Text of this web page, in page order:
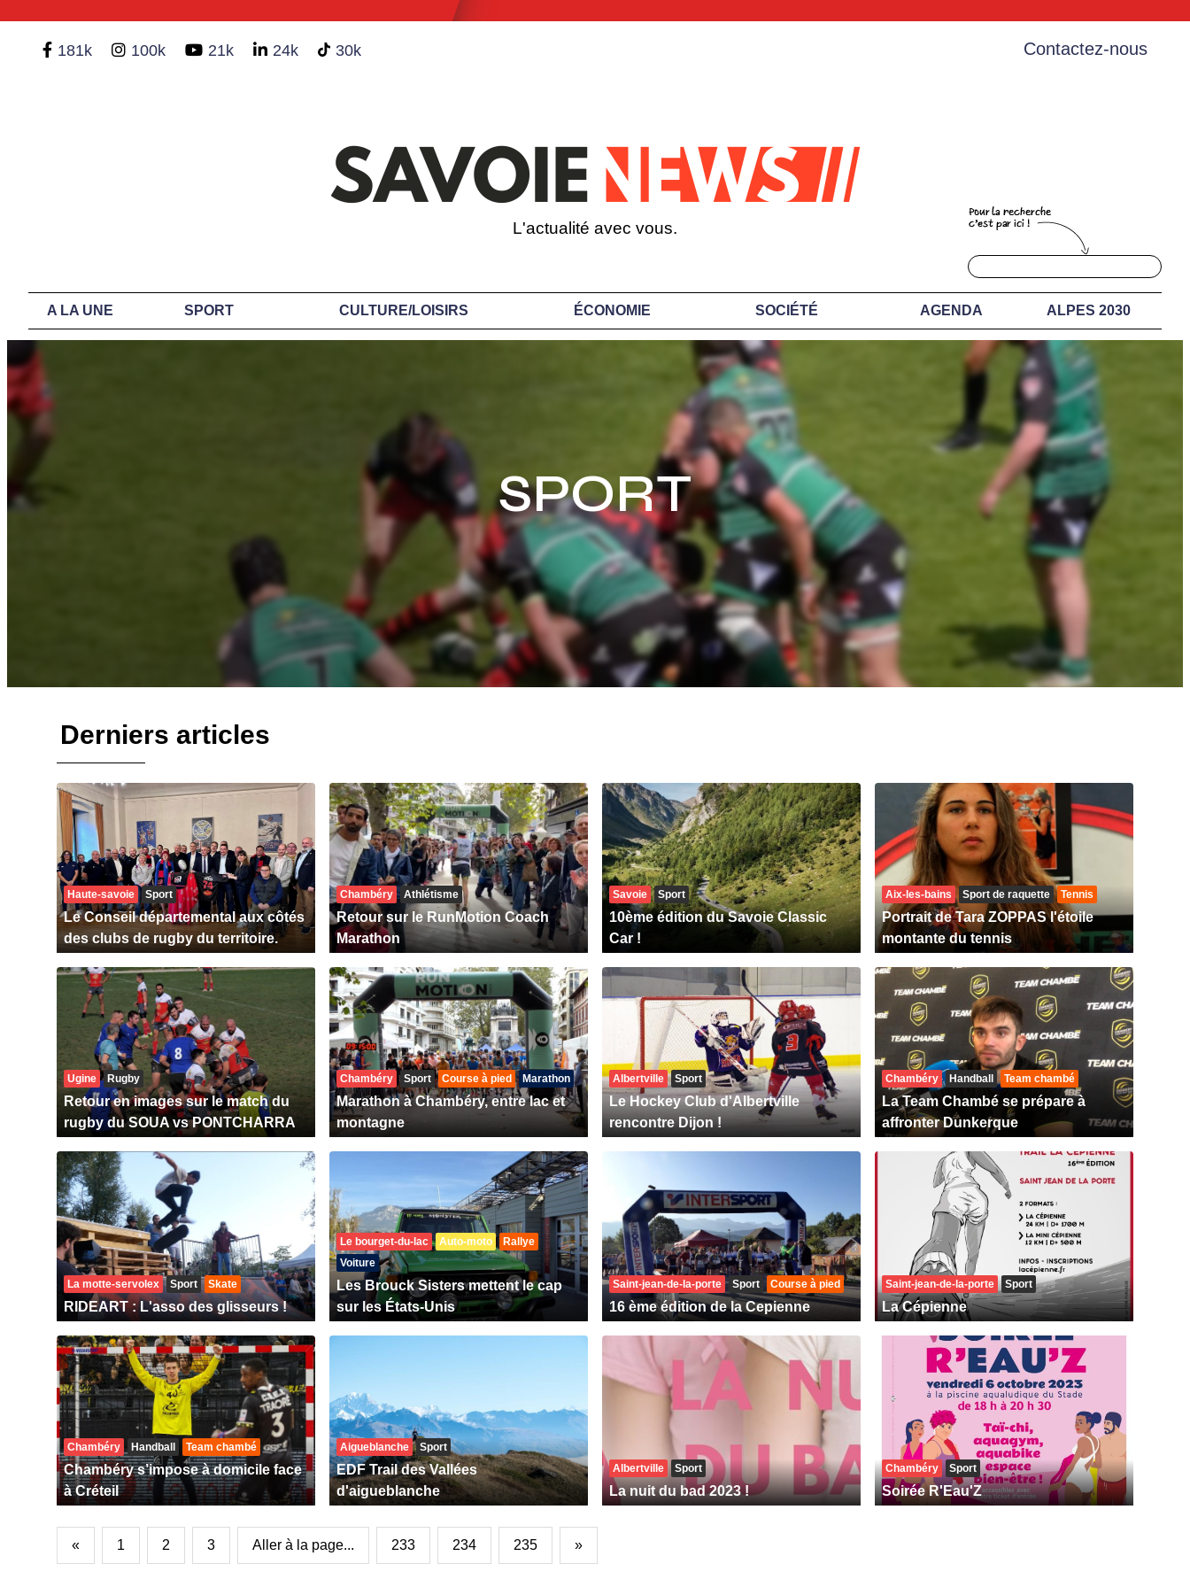
181k 100k 21k 24k 30k Contactez-nous
L'actualité avec vous.
A LA UNE SPORT CULTURE/LOISIRS ÉCONOMIE SOCIÉTÉ AGENDA ALPES 2030
SPORT
Derniers articles
Haute-savoie Sport
Le Conseil départemental aux côtés
des clubs de rugby du territoire.
Chambéry Athlétisme
Retour sur le RunMotion Coach
Marathon
Savoie Sport
10ème édition du Savoie Classic
Car !
Aix-les-bains Sport de raquette Tennis
Portrait de Tara ZOPPAS l'étoile
montante du tennis
Ugine Rugby
Retour en images sur le match du
rugby du SOUA vs PONTCHARRA
Chambéry Sport Course à pied Marathon
Marathon à Chambéry, entre lac et
montagne
Albertville Sport
Le Hockey Club d'Albertville
rencontre Dijon !
Chambéry Handball Team chambé
La Team Chambé se prépare à
affronter Dunkerque
La motte-servolex Sport Skate
RIDEART : L'asso des glisseurs !
Le bourget-du-lac Auto-moto
Rallye
Voiture
Les Brouck Sisters mettent le cap
sur les États-Unis
Saint-jean-de-la-porte Sport Course à pied
16 ème édition de la Cepienne
Saint-jean-de-la-porte Sport
La Cépienne
Chambéry Handball Team chambé
Chambéry s’impose à domicile face
à Créteil
Aigueblanche Sport
EDF Trail des Vallées
d'aigueblanche
Albertville Sport
La nuit du bad 2023 !
Chambéry Sport
Soirée R'Eau'Z
« 1 2 3 Aller à la page... 233 234 235 »